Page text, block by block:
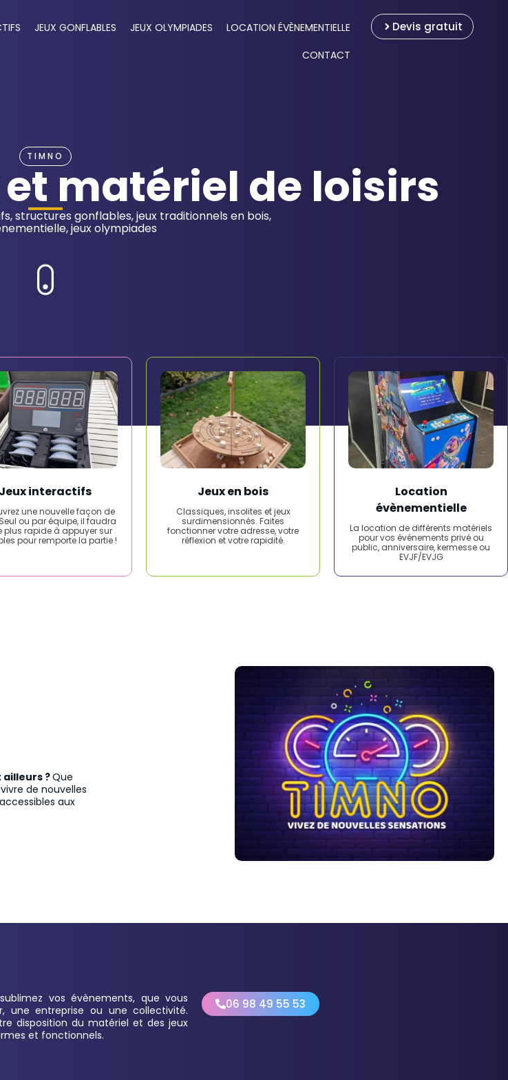
JEUX GONFLABLES JEUX OLYMPIADES
LOCATION ÉVÈNEMENTIELLE
CONTACT
Devis gratuit
TIMNO
matériel de loisirs
structures gonflables, jeux traditionnels en bois,
jeux olympiades
Jeux interactifs
une nouvelle façon de
ou par équipe, il faudra
plus rapide à appuyer sur
pour remporte la partie !
Jeux en bois
Classiques, insolites et jeux
surdimensionnés. Faites
fonctionner votre adresse, votre
réflexion et votre rapidité.
Location
évènementielle
La location de différents matériels
pour vos événements privé ou
public, anniversaire, kermesse ou
EVJF/EVJG
?Que
de nouvelles
aux
vos évènements, que vous
une entreprise ou une collectivité.
disposition du matériel et des jeux
et fonctionnels.
06 98 49 55 53